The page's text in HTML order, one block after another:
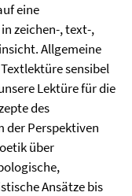
eine
zeichen-, text-,
Allgemeine
sensibel
Lektüre für die
des
der Perspektiven
über
Ansätze bis